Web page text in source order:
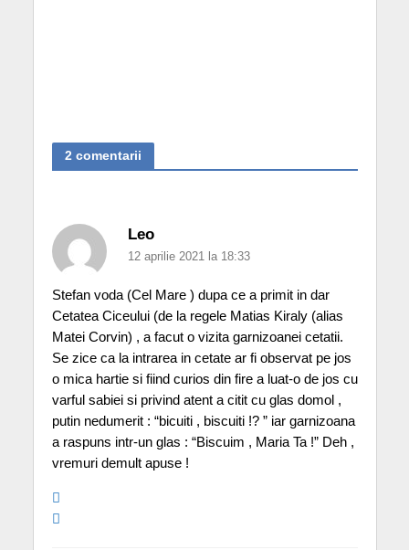
2 comentarii
Leo
12 aprilie 2021 la 18:33
Stefan voda (Cel Mare ) dupa ce a primit in dar
Cetatea Ciceului (de la regele Matias Kiraly (alias
Matei Corvin) , a facut o vizita garnizoanei cetatii.
Se zice ca la intrarea in cetate ar fi observat pe jos
o mica hartie si fiind curios din fire a luat-o de jos cu
varful sabiei si privind atent a citit cu glas domol ,
putin nedumerit : “bicuiti , biscuiti !? ” iar garnizoana
a raspuns intr-un glas : “Biscuim , Maria Ta !” Deh ,
vremuri demult apuse !